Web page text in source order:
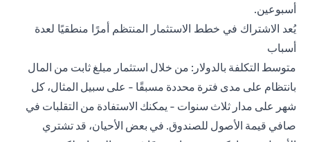
أسبوعين.
يُعد الاشتراك في خطط الاستثمار المنتظم أمرًا منطقيًا لعدة
أسباب
متوسط التكلفة بالدولار: من خلال استثمار مبلغ ثابت من المال
بانتظام على مدى فترة محددة مسبقًا - على سبيل المثال، كل
شهر على مدار ثلاث سنوات - يمكنك الاستفادة من التقلبات في
صافي قيمة الأصول للصندوق. في بعض الأحيان، قد تشتري